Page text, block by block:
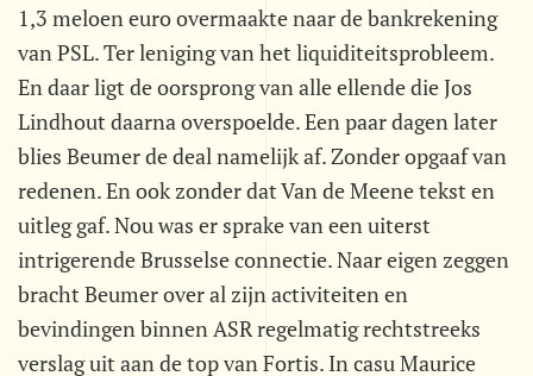
1,3 meloen euro overmaakte naar de bankrekening
van PSL. Ter leniging van het liquiditeitsprobleem.
En daar ligt de oorsprong van alle ellende die Jos
Lindhout daarna overspoelde. Een paar dagen later
blies Beumer de deal namelijk af. Zonder opgaaf van
redenen. En ook zonder dat Van de Meene tekst en
uitleg gaf. Nou was er sprake van een uiterst
intrigerende Brusselse connectie. Naar eigen zeggen
bracht Beumer over al zijn activiteiten en
bevindingen binnen ASR regelmatig rechtstreeks
verslag uit aan de top van Fortis. In casu Maurice